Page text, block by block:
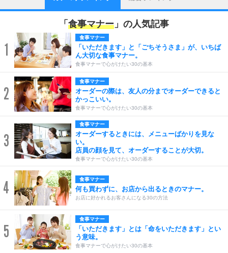
「 食事マナー 」の人気記事
1
食事マナー
「いただきます」と「ごちそうさま」が、いちば
ん大切な食事マナー。
食事マナーで心がけたい30の基本
2
食事マナー
オーダーの際は、友人の分までオーダーできると
かっこいい。
食事マナーで心がけたい30の基本
3
食事マナー
オーダーするときには、メニューばかりを見な
い。
店員の顔を見て、オーダーすることが大切。
食事マナーで心がけたい30の基本
4 食事マナー
何も買わずに、お店から出るときのマナー。
お店に好かれるお客さんになる30の方法
5
食事マナー
「いただきます」とは「命をいただきます」とい
う意味。
食事マナーで心がけたい30の基本